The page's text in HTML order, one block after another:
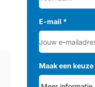
E-mail *
Maak een keuze